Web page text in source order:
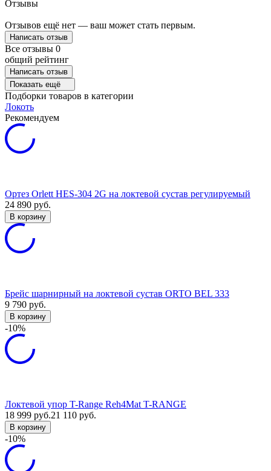
Отзывы
Отзывов ещё нет — ваш может стать первым.
Написать отзыв
Все отзывы 0
общий рейтинг
Написать отзыв
Показать ещё
Подборки товаров в категории
Локоть
Рекомендуем
Ортез Orlett HES-304 2G на локтевой сустав регулируемый
24 890 руб.
В корзину
Брейс шарнирный на локтевой сустав ORTO BEL 333
9 790 руб.
В корзину
-10%
Локтевой упор T-Range Reh4Mat T-RANGE
18 999 руб.21 110 руб.
В корзину
-10%